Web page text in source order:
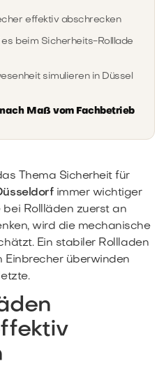
effektiv abschrecken
es beim Sicherheits-Rolllade
simulieren in Düssel
Maß vom Fachbetrieb
Thema Sicherheit für
immer wichtiger
Rollläden zuerst an
wird die mechanische
Ein stabiler Rollladen
Einbrecher überwinden